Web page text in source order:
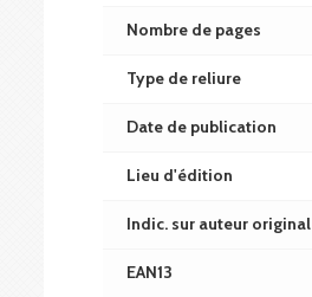
Nombre de pages
Type de reliure
Date de publication
Lieu d'édition
Indic. sur auteur original
EAN13